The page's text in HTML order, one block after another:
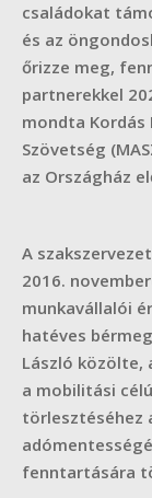
családokat
és az
őrizze meg,
partnerekkel
mondta Kordás
Szövetség
az Országház
A
2016.
munkavállalói
hatéves
László közölte,
a mobilitási
törlesztéséhez
fenntartására